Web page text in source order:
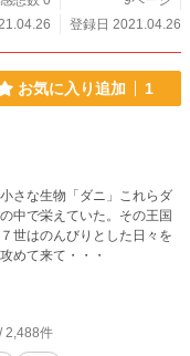
登録日 2021.04.26
お気に入り追加 1
さな生物「ダニ」これらダ
中で栄えていた。その王国
世はのんびりとした日々を
めて来て・・・
2,488件